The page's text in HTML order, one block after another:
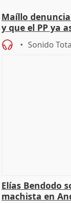
Maíllo
y que el PP ya
Sonido
Elías Bendodo
machista en